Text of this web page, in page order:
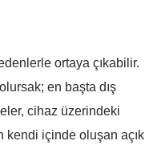
ortaya çıkabilir.
en başta dış
cihaz üzerindeki
kendi içinde oluşan açık